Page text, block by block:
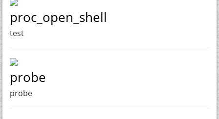
proc_open_shell
test
probe
probe